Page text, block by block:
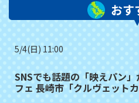
おす
5/4(日) 11:00
SNSでも話題の「映えパン
フェ 長崎市「クルヴェットカ